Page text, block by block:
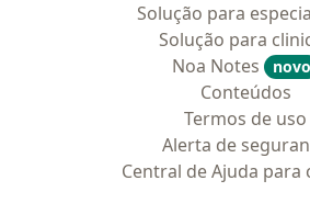
Solução para
Solução para
Noa Notes
novo
Conteúdos
Termos de uso
Alerta de
Central de Ajuda para